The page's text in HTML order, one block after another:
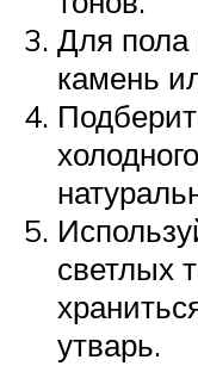
Для пола
камень
светлых
утварь.